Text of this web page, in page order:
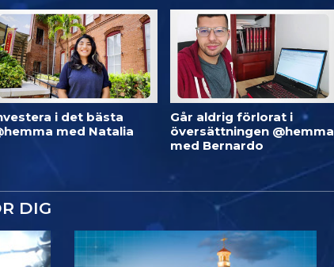
i det bästa
med Natalia
Går aldrig förlorat i
översättningen @hemma
med Bernardo
DIG